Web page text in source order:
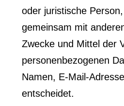
oder juristische
gemeinsam mit
Zwecke und Mittel der
personenbezogenen
Namen, E-Mail-
entscheidet.